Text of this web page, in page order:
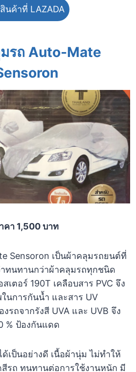
นค้าที่ LAZADA
รถ Auto-Mate
คา 1,500 บาท
Sensoron เป็นผ้าคลุมรถยนต์ที่
ทนทานกว่าผ้าคลุมรถทุกชนิด
เตอร์ 190T เคลือบสาร PVC จึง
นการกันน้ำ และสาร UV
รถจากรังสี UVA และ UVB จึง
% ป้องกันแดด
เป็นอย่างดี เนื้อผ้านุ่ม ไม่ทำให้
รถ ทนทานต่อการใช้งานหนัก มี